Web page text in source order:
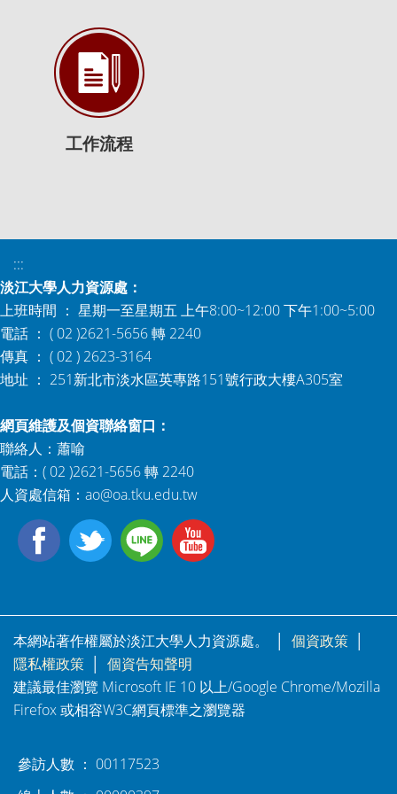
工作流程
:::
淡江大學人力資源處：
上班時間 ： 星期一至星期五 上午8:00~12:00 下午1:00~5:00
電話 ： ( 02 )2621-5656 轉 2240
傳真 ： ( 02 ) 2623-3164
地址 ： 251新北市淡水區英專路151號行政大樓A305室
網頁維護及個資聯絡窗口：
聯絡人：蕭喻
電話：( 02 )2621-5656 轉 2240
人資處信箱： ao@oa.tku.edu.tw
本網站著作權屬於淡江大學人力資源處。 │ 個資政策 │
隱私權政策 │ 個資告知聲明
建議最佳瀏覽 Microsoft IE 10 以上/Google Chrome/Mozilla
Firefox 或相容W3C網頁標準之瀏覽器
參訪人數 ： 00117523